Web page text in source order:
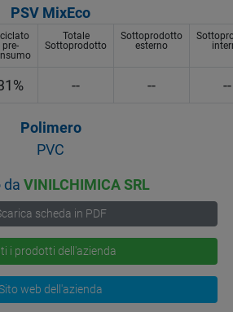
PSV MixEco
pre-
Totale
Sottoprodotto
Sottoprodotto
esterno
-- -- --
Polimero
PVC
daVINILCHIMICA SRL
scheda in PDF
i prodotti dell'azienda
web dell'azienda